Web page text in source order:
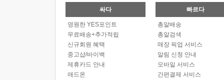
싸다
영원한 YES포인트
무료배송+추가적립
신규회원 혜택
중고샵/바이백
제휴카드 안내
애드온
빠르다
총알배송
총알검색
매장 픽업 서비스
알림 신청 안내
모바일 서비스
간편결제 서비스